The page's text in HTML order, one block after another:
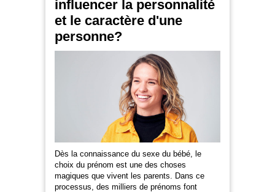
influencer la personnalité
et le caractère d'une
personne?
Dès la connaissance du sexe du bébé, le
choix du prénom est une des choses
magiques que vivent les parents. Dans ce
processus, des milliers de prénoms font